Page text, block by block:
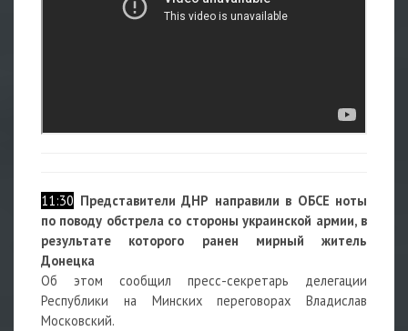
11:30 Представители ДНР направили в ОБСЕ ноты
по поводу обстрела со стороны украинской армии, в
результате которого ранен мирный житель
Донецка
Об этом сообщил пресс-секретарь делегации
Республики на Минских переговорах Владислав
Московский.